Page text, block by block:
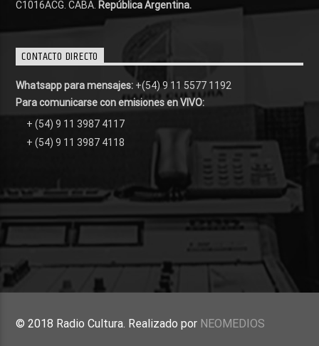
C1016ACG. CABA. República Argentina.
CONTACTO DIRECTO
Whatsapp para mensajes: +(54) 9 11 5577 1192
Para comunicarse con emisiones en VIVO:
+ (54) 9 11 3987 4117
+ (54) 9 11 3987 4118
© 2018 Radio Cultura. Realizado por NEOMEDIOS